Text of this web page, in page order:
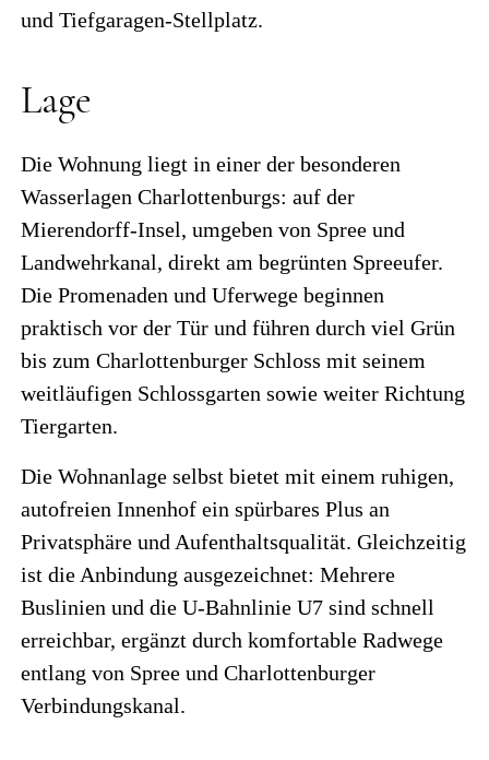
und Tiefgaragen-Stellplatz.
Lage
Die Wohnung liegt in einer der besonderen
Wasserlagen Charlottenburgs: auf der
Mierendorff-Insel, umgeben von Spree und
Landwehrkanal, direkt am begrünten Spreeufer.
Die Promenaden und Uferwege beginnen
praktisch vor der Tür und führen durch viel Grün
bis zum Charlottenburger Schloss mit seinem
weitläufigen Schlossgarten sowie weiter Richtung
Tiergarten.
Die Wohnanlage selbst bietet mit einem ruhigen,
autofreien Innenhof ein spürbares Plus an
Privatsphäre und Aufenthaltsqualität. Gleichzeitig
ist die Anbindung ausgezeichnet: Mehrere
Buslinien und die U-Bahnlinie U7 sind schnell
erreichbar, ergänzt durch komfortable Radwege
entlang von Spree und Charlottenburger
Verbindungskanal.